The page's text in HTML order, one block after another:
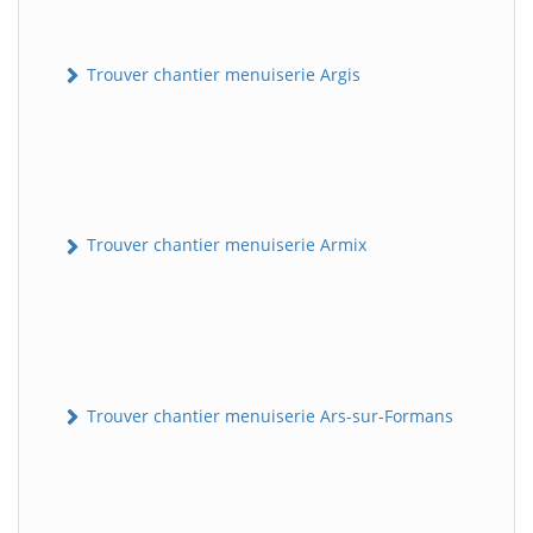
Trouver chantier menuiserie Argis
Trouver chantier menuiserie Armix
Trouver chantier menuiserie Ars-sur-Formans